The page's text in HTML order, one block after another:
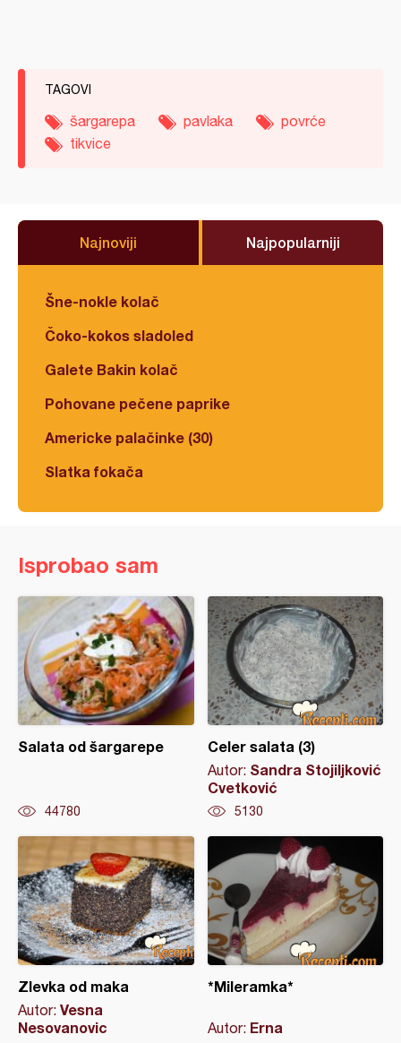
TAGOVI
šargarepa pavlaka
povrće
tikvice
Najnoviji Najpopularniji
Šne-nokle kolač
Čoko-kokos sladoled
Galete Bakin kolač
Pohovane pečene paprike
Americke palačinke (30)
Slatka fokača
Isprobao sam
Salata od šargarepe
44780
Celer salata (3)
Autor: Sandra Stojiljković
Cvetković
5130
Zlevka od maka
Autor: Vesna
Nesovanovic
*Mileramka*
Autor: Erna